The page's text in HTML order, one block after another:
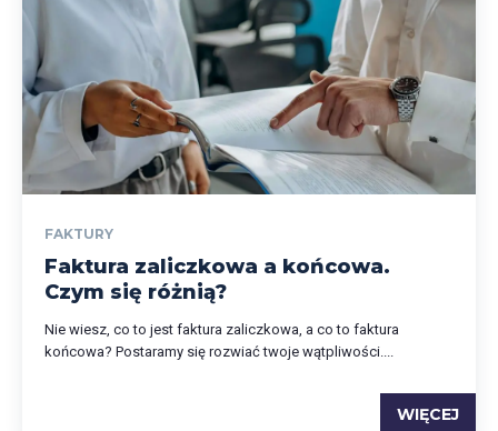
FAKTURY
Faktura zaliczkowa a końcowa.
Czym się różnią?
Nie wiesz, co to jest faktura zaliczkowa, a co to faktura
końcowa? Postaramy się rozwiać twoje wątpliwości....
WIĘCEJ